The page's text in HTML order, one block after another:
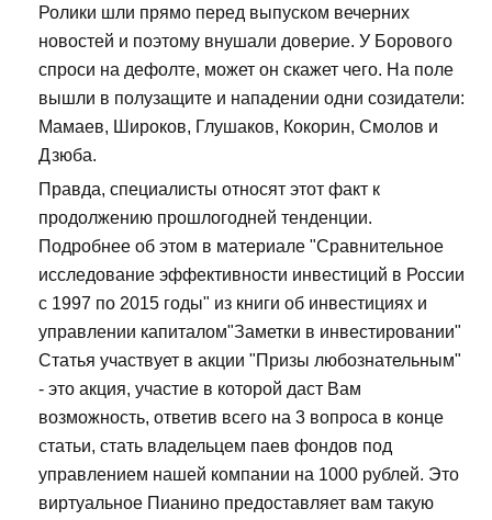
Ролики шли прямо перед выпуском вечерних
новостей и поэтому внушали доверие. У Борового
спроси на дефолте, может он скажет чего. На поле
вышли в полузащите и нападении одни созидатели:
Мамаев, Широков, Глушаков, Кокорин, Смолов и
Дзюба.
Правда, специалисты относят этот факт к
продолжению прошлогодней тенденции.
Подробнее об этом в материале "Сравнительное
исследование эффективности инвестиций в России
с 1997 по 2015 годы" из книги об инвестициях и
управлении капиталом"Заметки в инвестировании"
Статья участвует в акции "Призы любознательным"
- это акция, участие в которой даст Вам
возможность, ответив всего на 3 вопроса в конце
статьи, стать владельцем паев фондов под
управлением нашей компании на 1000 рублей. Это
виртуальное Пианино предоставляет вам такую